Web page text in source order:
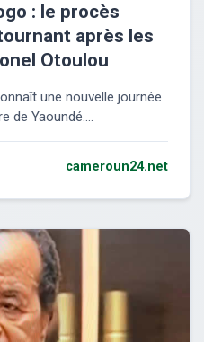
: le procès
après les
Otoulou
une nouvelle journée
de Yaoundé....
cameroun24.net